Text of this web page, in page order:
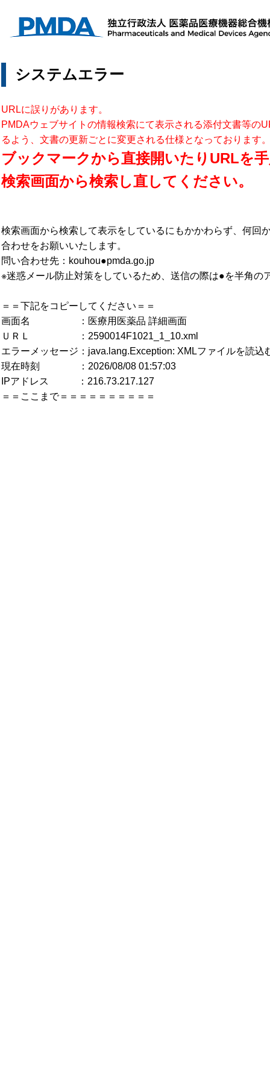
システムエラー
URLに誤りがあります。
PMDAウェブサイトの情報検索にて表示される添付文書等の
るよう、文書の更新ごとに変更される仕様となっております
ブックマークから直接開いたりURLを
検索画面から検索し直してください。
検索画面から検索して表示をしているにもかかわらず、何回
合わせをお願いいたします。
問い合わせ先：kouhou●pmda.go.jp
※迷惑メール防止対策をしているため、送信の際は●を半角の
＝＝下記をコピーしてください＝＝
画面名 ：医療用医薬品 詳細画面
ＵＲＬ ：2590014F1021_1_10.xml
エラーメッセージ：java.lang.Exception: XMLファイルを読込
現在時刻 ：2026/08/08 01:57:03
IPアドレス ：216.73.217.127
＝＝ここまで＝＝＝＝＝＝＝＝＝＝